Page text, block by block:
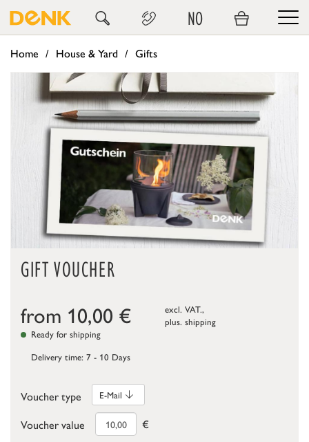
NO
Home House & Yard Gifts
GIFT VOUCHER
from 10,00 €
excl. VAT.,
plus. shipping
Ready for shipping
Delivery time: 7 - 10 Days
Voucher type E-Mail
Voucher value €